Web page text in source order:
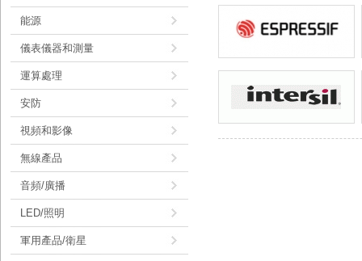
能源
儀表儀器和測量
運算處理
安防
視頻和影像
無線產品
音頻/廣播
LED/照明
軍用產品/衛星